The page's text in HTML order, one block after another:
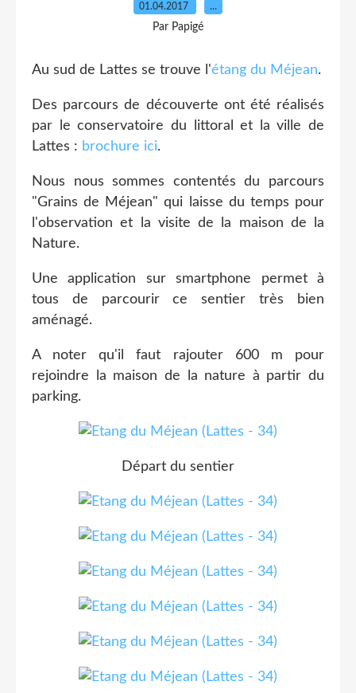
01.04.2017 …
Par Papigé
Au sud de Lattes se trouve l'étang du Méjean.
Des parcours de découverte ont été réalisés
par le conservatoire du littoral et la ville de
Lattes : brochure ici.
Nous nous sommes contentés du parcours
"Grains de Méjean" qui laisse du temps pour
l'observation et la visite de la maison de la
Nature.
Une application sur smartphone permet à
tous de parcourir ce sentier très bien
aménagé.
A noter qu'il faut rajouter 600 m pour
rejoindre la maison de la nature à partir du
parking.
Départ du sentier